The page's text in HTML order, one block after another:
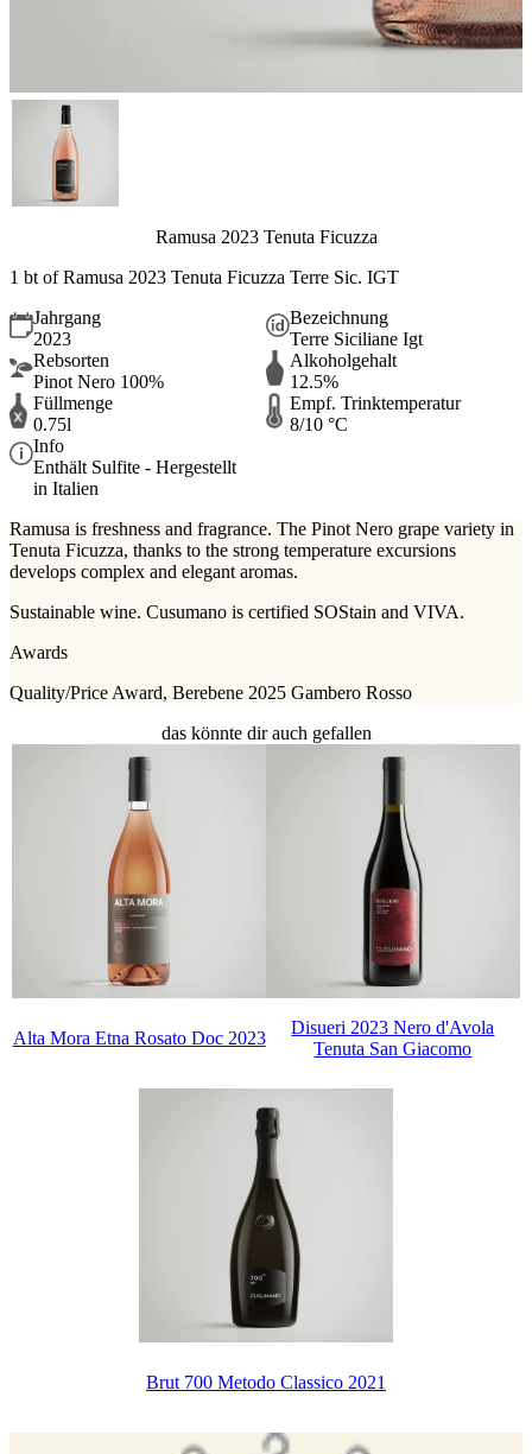
Ramusa 2023 Tenuta Ficuzza
1 bt ofRamusa 2023 Tenuta Ficuzza Terre Sic. IGT
Jahrgang
2023
Bezeichnung
Terre Siciliane Igt
Rebsorten
Pinot Nero 100%
Alkoholgehalt
12.5%
Füllmenge
0.75l
Empf. Trinktemperatur
8/10 °C
Info
Enthält Sulfite - Hergestellt
in Italien
Ramusa is freshness and fragrance. The Pinot Nero grape variety in
Tenuta Ficuzza, thanks to the strong temperature excursions
develops complex and elegant aromas.
Sustainable wine. Cusumano is certified SOStain and VIVA.
Awards
Quality/Price Award, Berebene 2025 Gambero Rosso
das könnte dir auch gefallen
Alta Mora Etna Rosato Doc 2023
Disueri 2023 Nero d'Avola
Tenuta San Giacomo
Brut 700 Metodo Classico 2021